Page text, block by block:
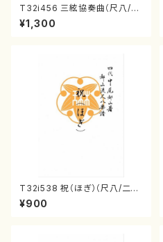
T32i456 三絃協奏曲（尺八/中
能島欣一/楽譜）都山流公刊楽譜
曲番:2164
¥1,300
T32i538 祝（ほぎ）（尺八/二代
池田静山/楽譜）都山流公刊楽譜
曲番:2247
¥900